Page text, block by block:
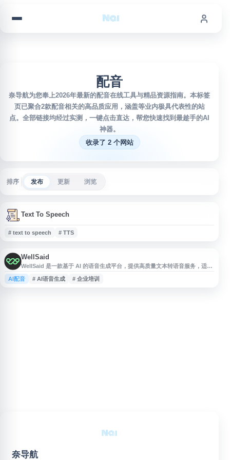
配音
奈导航为您奉上2026年最新的配音在线工具与精品资源指南。本标签
页已聚合2款配音相关的高品质应用，涵盖等业内极具代表性的站
点。全部链接均经过实测，一键点击直达，帮您快速找到最趁手的AI
神器。
收录了 2 个网站
排序 发布 更新 浏览
Text To Speech
# text to speech # TTS
WellSaid
WellSaid 是一款基于 AI 的语音生成平台，提供高质量文本转语音服务，适用
于视频配音、在线课程、产品演示、企业培训和营销内容制作。用户可通过输
入文本快速生成自然流畅的英文语音，并选择不同风格和音色的 AI 配音角
AI配音 # AI语音生成 # 企业培训
奈导航